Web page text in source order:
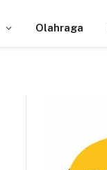
Olahraga